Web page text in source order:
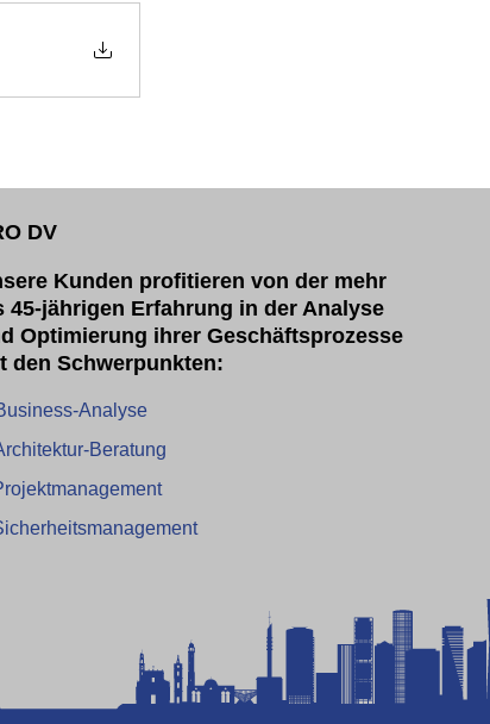
DV
Kunden profitieren von der mehr
45-jährigen Erfahrung in der Analyse
Optimierung ihrer Geschäftsprozesse
den Schwerpunkten:
Analyse
Beratung